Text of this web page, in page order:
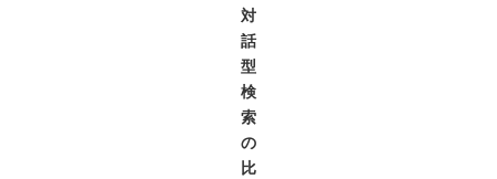
対
話
型
検
索
の
比